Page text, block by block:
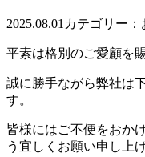
2025.08.01 カテゴリー：
平素は格別のご愛顧を
誠に勝手ながら弊社は
す。
皆様にはご不便をおか
う宜しくお願い申し上